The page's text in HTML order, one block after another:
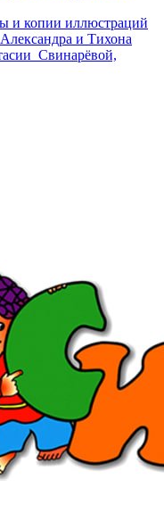
и копии иллюстраций
и Тихона
Свинарёвой,